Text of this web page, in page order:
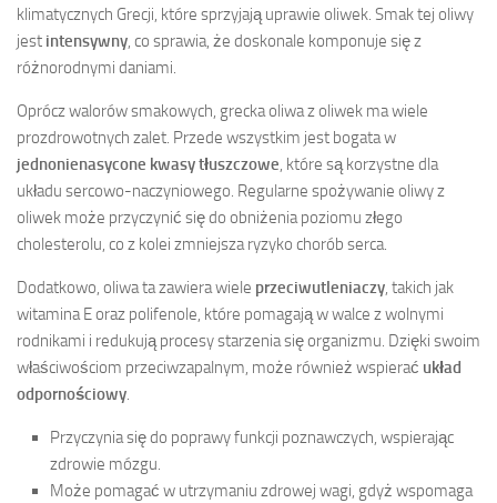
klimatycznych Grecji, które sprzyjają uprawie oliwek. Smak tej oliwy
jest intensywny, co sprawia, że doskonale komponuje się z
różnorodnymi daniami.
Oprócz walorów smakowych, grecka oliwa z oliwek ma wiele
prozdrowotnych zalet. Przede wszystkim jest bogata w
jednonienasycone kwasy tłuszczowe, które są korzystne dla
układu sercowo-naczyniowego. Regularne spożywanie oliwy z
oliwek może przyczynić się do obniżenia poziomu złego
cholesterolu, co z kolei zmniejsza ryzyko chorób serca.
Dodatkowo, oliwa ta zawiera wiele przeciwutleniaczy, takich jak
witamina E oraz polifenole, które pomagają w walce z wolnymi
rodnikami i redukują procesy starzenia się organizmu. Dzięki swoim
właściwościom przeciwzapalnym, może również wspierać układ
odpornościowy.
Przyczynia się do poprawy funkcji poznawczych, wspierając
zdrowie mózgu.
Może pomagać w utrzymaniu zdrowej wagi, gdyż wspomaga